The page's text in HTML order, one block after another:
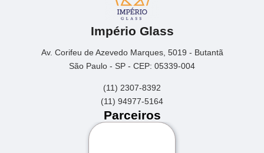
Império Glass
Av. Corifeu de Azevedo Marques, 5019 - Butantã
São Paulo - SP - CEP: 05339-004
(11) 2307-8392
(11) 94977-5164
Parceiros